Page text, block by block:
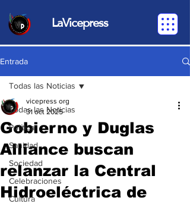
LaVicepress
Entrada
Todas las Noticias
Política
Sanidad
Sociedad
Celebraciones
Cultura
Todas las Noticias
Gobierno y Duglas
Alliance buscan
relanzar la Central
Hidroeléctrica de
vicepress org
31 oct 2025